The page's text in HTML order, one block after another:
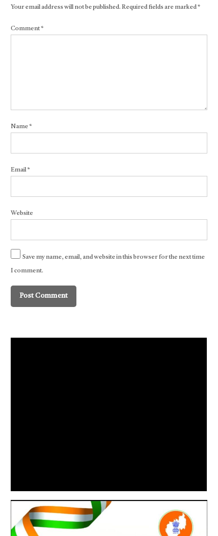
Your email address will not be published. Required fields are marked*
Comment*
Name*
Email*
Website
Save my name, email, and website in this browser for the next time
I comment.